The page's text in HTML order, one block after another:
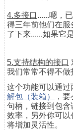
4.多接口......嗯，
得三年前他们在
了下来......如果它
5.支持结构的接口
我们常常不得不做
这个功能可以通
解包（装箱）
，
句柄，链接到包
效率，另外你可
将增加灵活性。